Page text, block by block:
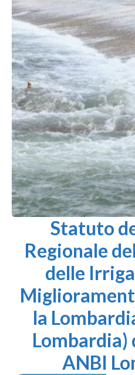
Statuto
Regionale
delle
la
Lombardia)
ANBI